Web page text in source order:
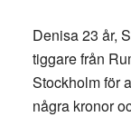
Denisa 23 år,
tiggare från
Stockholm för
några kronor